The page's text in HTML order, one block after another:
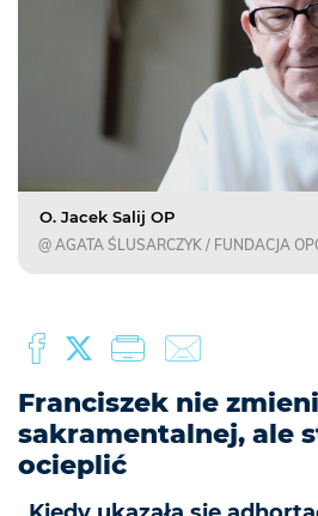
O. Jacek Salij OP
@ AGATA ŚLUSARCZYK / FUNDACJA
Franciszek nie
sakramentalnej, ale
ocieplić